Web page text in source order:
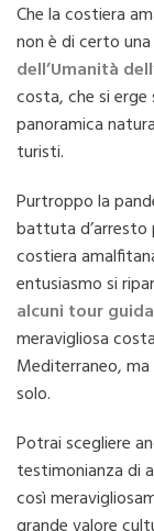
Che la costiera
non è di certo
dell’Umanità
costa, che si
panoramica
turisti.
Purtroppo la
battuta
costiera
entusiasmo si
alcuni tour
meravigliosa
Mediterraneo,
solo.
Potrai scegliere
testimonianza di
così